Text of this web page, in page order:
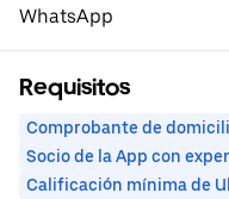
WhatsApp
Requisitos
Comprobante de
Socio de la App con
Calificación mínima de